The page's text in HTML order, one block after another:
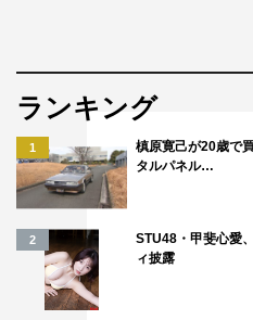
ランキング
1
槙原寛己が20歳で
タルパネル…
2
STU48・甲斐心愛
ィ披露